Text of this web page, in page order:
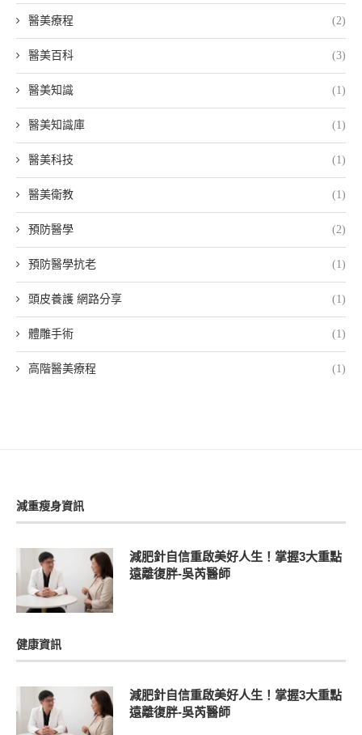
醫美療程 (2)
醫美百科 (3)
醫美知識 (1)
醫美知識庫 (1)
醫美科技 (1)
醫美衛教 (1)
預防醫學 (2)
預防醫學抗老 (1)
頭皮養護 網路分享 (1)
體雕手術 (1)
高階醫美療程 (1)
減重瘦身資訊
減肥針自信重啟美好人生！掌握3大重點
遠離復胖-吳芮醫師
健康資訊
減肥針自信重啟美好人生！掌握3大重點
遠離復胖-吳芮醫師